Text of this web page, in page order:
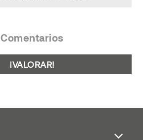
Comentarios
¡VALORAR!